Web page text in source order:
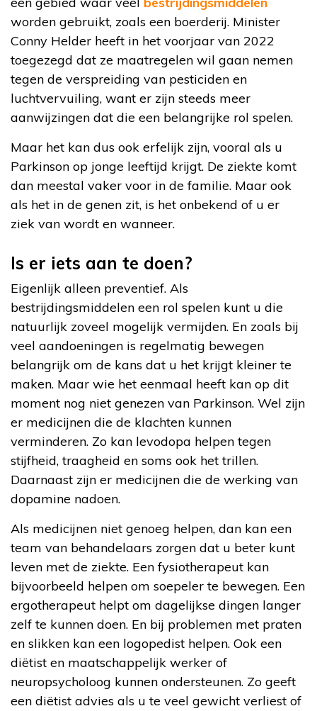
worden gebruikt, zoals een boerderij. Minister
Conny Helder heeft in het voorjaar van 2022
toegezegd dat ze maatregelen wil gaan nemen
tegen de verspreiding van pesticiden en
luchtvervuiling, want er zijn steeds meer
aanwijzingen dat die een belangrijke rol spelen.
Maar het kan dus ook erfelijk zijn, vooral als u
Parkinson op jonge leeftijd krijgt. De ziekte komt
dan meestal vaker voor in de familie. Maar ook
als het in de genen zit, is het onbekend of u er
ziek van wordt en wanneer.
Is er iets aan te doen?
Eigenlijk alleen preventief. Als
bestrijdingsmiddelen een rol spelen kunt u die
natuurlijk zoveel mogelijk vermijden. En zoals bij
veel aandoeningen is regelmatig bewegen
belangrijk om de kans dat u het krijgt kleiner te
maken. Maar wie het eenmaal heeft kan op dit
moment nog niet genezen van Parkinson. Wel zijn
er medicijnen die de klachten kunnen
verminderen. Zo kan levodopa helpen tegen
stijfheid, traagheid en soms ook het trillen.
Daarnaast zijn er medicijnen die de werking van
dopamine nadoen.
Als medicijnen niet genoeg helpen, dan kan een
team van behandelaars zorgen dat u beter kunt
leven met de ziekte. Een fysiotherapeut kan
bijvoorbeeld helpen om soepeler te bewegen. Een
ergotherapeut helpt om dagelijkse dingen langer
zelf te kunnen doen. En bij problemen met praten
en slikken kan een logopedist helpen. Ook een
diëtist en maatschappelijk werker of
neuropsycholoog kunnen ondersteunen. Zo geeft
een diëtist advies als u te veel gewicht verliest of